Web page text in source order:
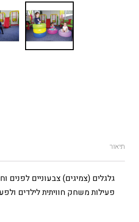
תיאור
גלגלים (צמיגים) צבעוניים לפנים
פעילות משחק חוויתית לילדים